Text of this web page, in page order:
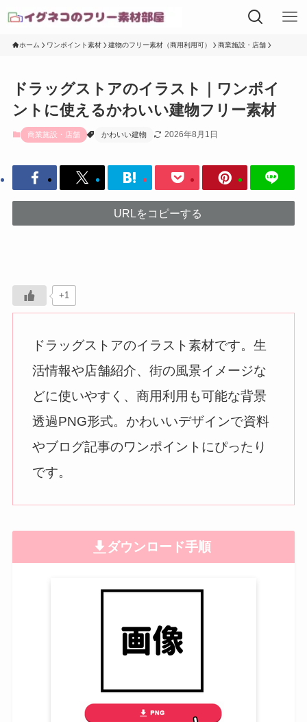
ホーム ワンポイント素材 建物のフリー素材（商用利用可） 商業施設・店舗
ドラッグストアのイラスト｜ワンポイ
ントに使えるかわいい建物フリー素材
商業施設・店舗 かわいい建物 2026年8月1日
URLをコピーする
+1
ドラッグストアのイラスト素材です。生
活情報や店舗紹介、街の風景イメージな
どに使いやすく、商用利用も可能な背景
透過PNG形式。かわいいデザインで資料
やブログ記事のワンポイントにぴったり
です。
ダウンロード手順